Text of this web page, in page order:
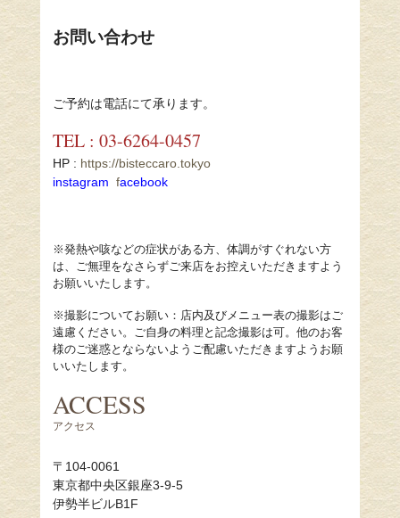
お問い合わせ
ご予約は電話にて承ります。
TEL : 03-6264-0457
HP : https://bisteccaro.tokyo
instagram facebook
※発熱や咳などの症状がある方、体調がすぐれない方
は、ご無理をなさらずご来店をお控えいただきますよう
お願いいたします。
※撮影についてお願い： 店内及びメニュー表の撮影はご
遠慮ください。ご自身の料理と記念撮影は可。他のお客
様のご迷惑とならないようご配慮いただきますようお願
いいたします。
ACCESS
アクセス
〒104-0061
東京都中央区銀座3-9-5
伊勢半ビルB1F